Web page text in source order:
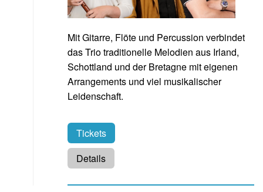
Mit Gitarre, Flöte und Percussion verbindet
das Trio traditionelle Melodien aus Irland,
Schottland und der Bretagne mit eigenen
Arrangements und viel musikalischer
Leidenschaft.
Tickets
Details